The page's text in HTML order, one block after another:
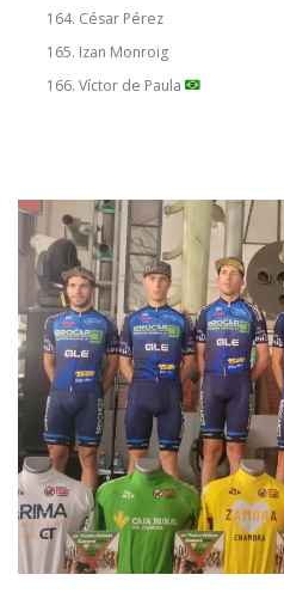
César Pérez
Izan Monroig
Víctor de Paula